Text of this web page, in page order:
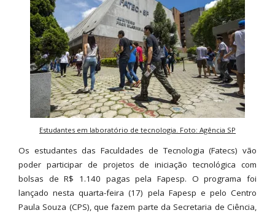
Estudantes em laboratório de tecnologia. Foto: Agência SP
Os estudantes das Faculdades de Tecnologia (Fatecs) vão
poder participar de projetos de iniciação tecnológica com
bolsas de R$ 1.140 pagas pela Fapesp. O programa foi
lançado nesta quarta-feira (17) pela Fapesp e pelo Centro
Paula Souza (CPS), que fazem parte da Secretaria de Ciência,